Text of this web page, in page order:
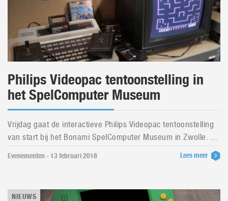
Philips Videopac tentoonstelling in
het SpelComputer Museum
Vrijdag gaat de interactieve Philips Videopac tentoonstelling
van start bij het Bonami SpelComputer Museum in Zwolle. ...
Evenementen - 13 februari 2018 Lees meer
NIEUWS